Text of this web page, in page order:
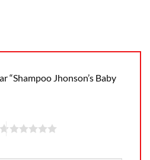
“Shampoo Jhonson’s Baby